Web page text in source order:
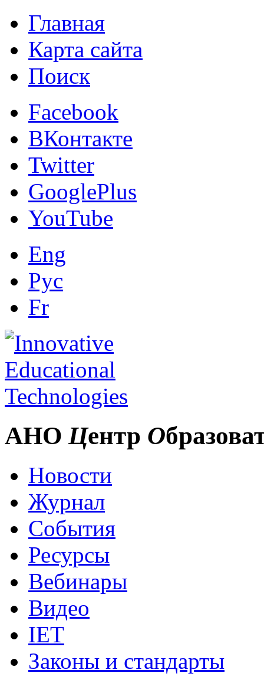
Главная
Карта сайта
Поиск
Facebook
ВКонтакте
Twitter
GooglePlus
YouTube
Eng
Рус
Fr
АНО Центр О
Новости
Журнал
События
Ресурсы
Вебинары
Видео
IET
Законы и стандарты